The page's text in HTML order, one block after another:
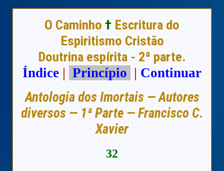
O Caminho † Escritura do
Espiritismo Cristão
Doutrina espírita - 2ª parte.
Índice | Princípio | Continuar
Antologia dos Imortais — Autores
diversos — 1ª Parte — Francisco C.
Xavier
32